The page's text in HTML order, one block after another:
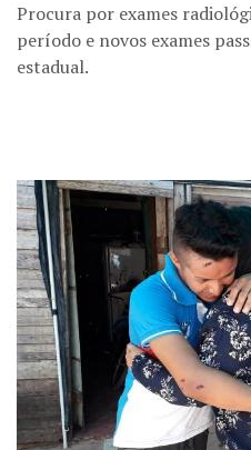
Procura por exames
período e novos exames
estadual.